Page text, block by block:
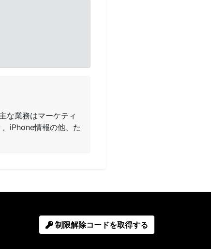
な業務はマーケティ
iPhone情報の他、た
制限解除コードを取得する